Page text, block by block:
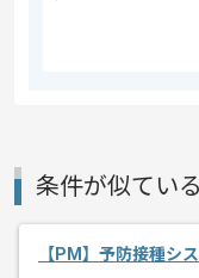
精算・お支払い
条件が似てい
【PM】予防接種シ